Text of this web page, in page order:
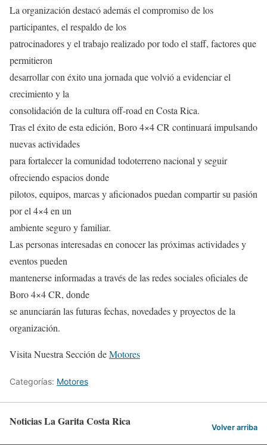
La organización destacó además el compromiso de los
participantes, el respaldo de los
patrocinadores y el trabajo realizado por todo el staff, factores que
permitieron
desarrollar con éxito una jornada que volvió a evidenciar el
crecimiento y la
consolidación de la cultura off-road en Costa Rica.
Tras el éxito de esta edición, Boro 4×4 CR continuará impulsando
nuevas actividades
para fortalecer la comunidad todoterreno nacional y seguir
ofreciendo espacios donde
pilotos, equipos, marcas y aficionados puedan compartir su pasión
por el 4×4 en un
ambiente seguro y familiar.
Las personas interesadas en conocer las próximas actividades y
eventos pueden
mantenerse informadas a través de las redes sociales oficiales de
Boro 4×4 CR, donde
se anunciarán las futuras fechas, novedades y proyectos de la
organización.
Visita Nuestra Sección deMotores
Categorías: Motores
Noticias La Garita Costa Rica Volver arriba